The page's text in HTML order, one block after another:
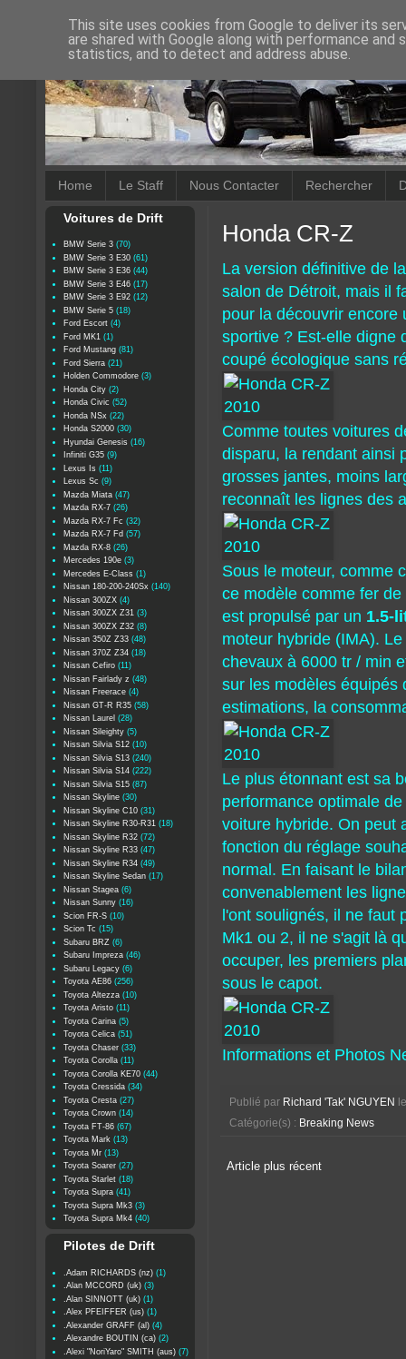
Home Le Staff Nous Contacter Rechercher
Honda CR-Z
La version définitive de
salon de Détroit, mais il
pour la découvrir encore
sportive ? Est-elle digne
coupé écologique sans
Comme toutes voitures
disparu, la rendant ainsi
grosses jantes, moins
reconnaît les lignes des
Sous le moteur, comme
ce modèle comme fer
est propulsé par un 1.5-
moteur hybride (IMA).
chevaux à 6000 tr / min
sur les modèles équipés
estimations, la
Le plus étonnant est sa
performance optimale
voiture hybride. On peut
fonction du réglage
normal. En faisant le
convenablement les
l'ont soulignés, il ne faut
Mk1 ou 2, il ne s'agit là
occuper, les premiers
sous le capot.
Informations et Photos
Publié par Richard 'Tak' NGUYEN
Catégorie(s) : Breaking News
Article plus récent
Voitures de Drift
BMW Serie 3 (70)
BMW Serie 3 E30 (61)
BMW Serie 3 E36 (44)
BMW Serie 3 E46 (17)
BMW Serie 3 E92 (12)
BMW Serie 5 (18)
Ford Escort (4)
Ford MK1 (1)
Ford Mustang (81)
Ford Sierra (21)
Holden Commodore (3)
Honda City (2)
Honda Civic (52)
Honda NSx (22)
Honda S2000 (30)
Hyundai Genesis (16)
Infiniti G35 (9)
Lexus Is (11)
Lexus Sc (9)
Mazda Miata (47)
Mazda RX-7 (26)
Mazda RX-7 Fc (32)
Mazda RX-7 Fd (57)
Mazda RX-8 (26)
Mercedes 190e (3)
Mercedes E-Class (1)
Nissan 180-200-240Sx (140)
Nissan 300ZX (4)
Nissan 300ZX Z31 (3)
Nissan 300ZX Z32 (8)
Nissan 350Z Z33 (48)
Nissan 370Z Z34 (18)
Nissan Cefiro (11)
Nissan Fairlady z (48)
Nissan Freerace (4)
Nissan GT-R R35 (58)
Nissan Laurel (28)
Nissan Sileighty (5)
Nissan Silvia S12 (10)
Nissan Silvia S13 (240)
Nissan Silvia S14 (222)
Nissan Silvia S15 (87)
Nissan Skyline (30)
Nissan Skyline C10 (31)
Nissan Skyline R30-R31 (18)
Nissan Skyline R32 (72)
Nissan Skyline R33 (47)
Nissan Skyline R34 (49)
Nissan Skyline Sedan (17)
Nissan Stagea (6)
Nissan Sunny (16)
Scion FR-S (10)
Scion Tc (15)
Subaru BRZ (6)
Subaru Impreza (46)
Subaru Legacy (6)
Toyota AE86 (256)
Toyota Altezza (10)
Toyota Aristo (11)
Toyota Carina (5)
Toyota Celica (51)
Toyota Chaser (33)
Toyota Corolla (11)
Toyota Corolla KE70 (44)
Toyota Cressida (34)
Toyota Cresta (27)
Toyota Crown (14)
Toyota FT-86 (67)
Toyota Mark (13)
Toyota Mr (13)
Toyota Soarer (27)
Toyota Starlet (18)
Toyota Supra (41)
Toyota Supra Mk3 (3)
Toyota Supra Mk4 (40)
Pilotes de Drift
.Adam RICHARDS (nz) (1)
.Alan MCCORD (uk) (3)
.Alan SINNOTT (uk) (1)
.Alex PFEIFFER (us) (1)
.Alexander GRAFF (al) (4)
.Alexandre BOUTIN (ca) (2)
.Alexi "NoriYaro" SMITH (aus) (7)
This site uses cookies from Google to deliver its
are shared with Google along with performance
statistics, and to detect and address abuse.